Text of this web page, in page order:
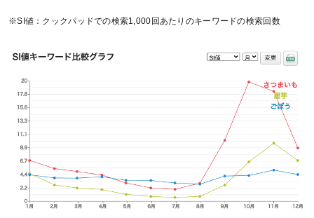
※SI値：クックパッドでの検索1,000回あたりのキーワードの検索回数